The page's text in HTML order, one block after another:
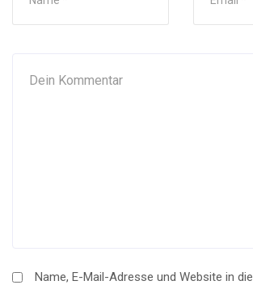
Name, E-Mail-Adresse und Website in